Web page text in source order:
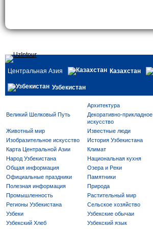
Центральная Азия Казахстан
Узбекистан
Архитектура
Великий Шелковый Путь
Декоративно-прикладное
искусство
Животный мир
Известные люди
Изобразительное искусство
История Узбекистана
Карта Центральной Азии
Климат
Народ Узбекистана
Национальная кухня
Общая информация
Озера и Реки
Официальные праздники
Памятники
Полезная информация
Природа
Промышленность
Растительный мир
Регионы Узбекистана
Сельское хозяйство
Узбеки
Узбекские обычаи
Узбекский Хлеб
Узбекский язык